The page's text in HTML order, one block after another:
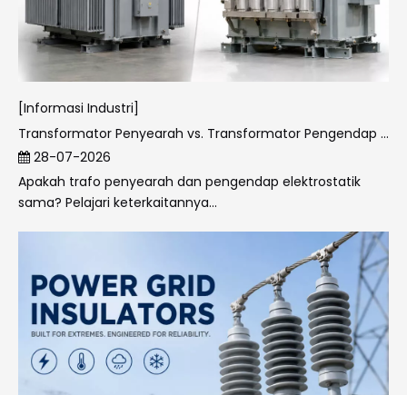
[Informasi Industri]
Transformator Penyearah vs. Transformator Pengendap Elektrostatis
28-07-2026
Apakah trafo penyearah dan pengendap elektrostatik
sama? Pelajari keterkaitannya...